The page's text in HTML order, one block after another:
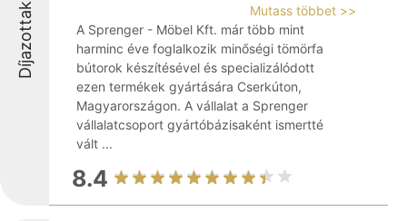
Díjazottak
Mutass többet >>
A Sprenger - Möbel Kft. már több mint
harminc éve foglalkozik minőségi tömörfa
bútorok készítésével és specializálódott
ezen termékek gyártására Cserkúton,
Magyarországon. A vállalat a Sprenger
vállalatcsoport gyártóbázisaként ismertté
vált ...
8.4